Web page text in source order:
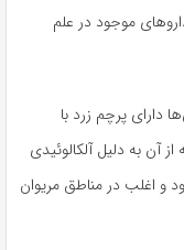
موجود در علم
دارای پرچم زرد با
آن بە دلیل آلکالوئیدی
و اغلب در مناطق مریوان